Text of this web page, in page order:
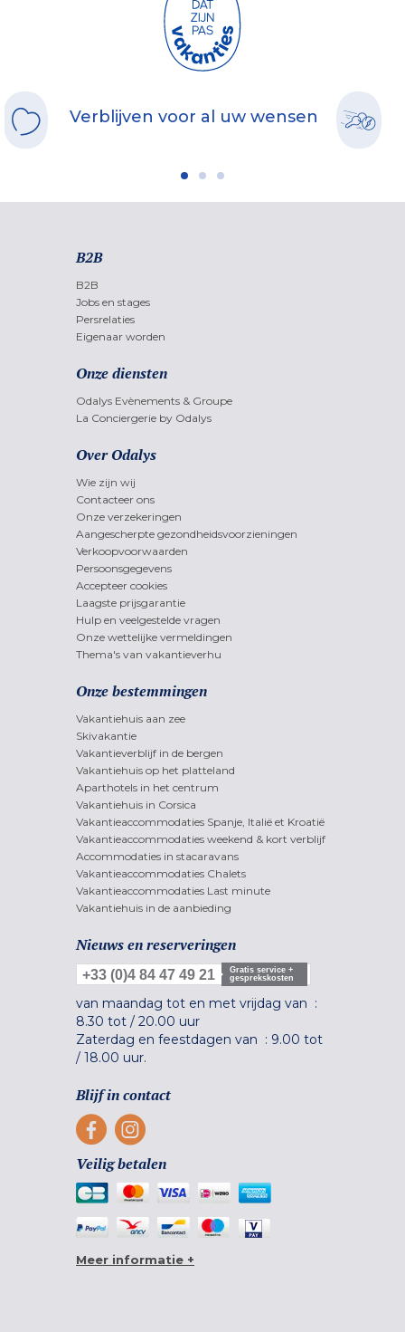
Verblijven voor al uw wensen
B2B
B2B
Jobs en stages
Persrelaties
Eigenaar worden
Onze diensten
Odalys Evènements & Groupe
La Conciergerie by Odalys
Over Odalys
Wie zijn wij
Contacteer ons
Onze verzekeringen
Aangescherpte gezondheidsvoorzieningen
Verkoopvoorwaarden
Persoonsgegevens
Accepteer cookies
Laagste prijsgarantie
Hulp en veelgestelde vragen
Onze wettelijke vermeldingen
Thema's van vakantieverhu
Onze bestemmingen
Vakantiehuis aan zee
Skivakantie
Vakantieverblijf in de bergen
Vakantiehuis op het platteland
Aparthotels in het centrum
Vakantiehuis in Corsica
Vakantieaccommodaties Spanje, Italië et Kroatië
Vakantieaccommodaties weekend & kort verblijf
Accommodaties in stacaravans
Vakantieaccommodaties Chalets
Vakantieaccommodaties Last minute
Vakantiehuis in de aanbieding
Nieuws en reserveringen
+33 (0)4 84 47 49 21
Gratis service +
gesprekskosten
van maandag tot en met vrijdag van :
8.30 tot / 20.00 uur
Zaterdag en feestdagen van : 9.00 tot
/ 18.00 uur.
Blijf in contact
Veilig betalen
Meer informatie +